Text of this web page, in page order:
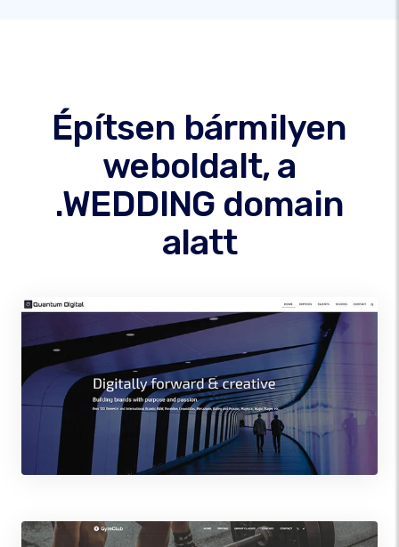
Építsen bármilyen
weboldalt, a
.WEDDING domain
alatt